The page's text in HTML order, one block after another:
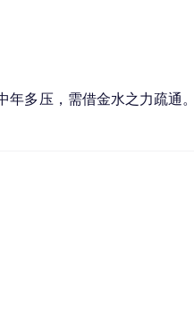
年多压，需借金水之力疏通